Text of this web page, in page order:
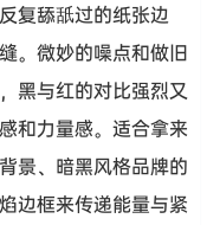
复舔舐过的纸张边
。微妙的噪点和做旧
黑与红的对比强烈又
和力量感。适合拿来
景、暗黑风格品牌的
边框来传递能量与紧